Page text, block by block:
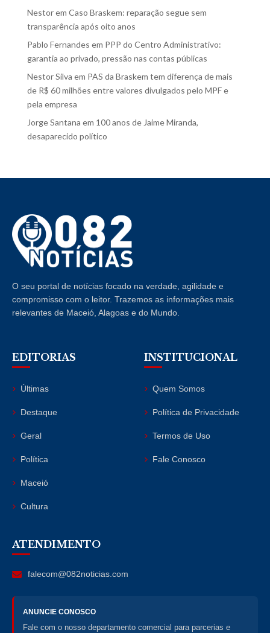
Nestorem Caso Braskem: reparação segue sem
transparência após oito anos
Pablo Fernandes em PPP do Centro Administrativo:
garantia ao privado, pressão nas contas públicas
Nestor Silva em PAS da Braskem tem diferença de mais
de R$ 60 milhões entre valores divulgados pelo MPF e
pela empresa
Jorge Santana em 100 anos de Jaime Miranda,
desaparecido político
O seu portal de notícias focado na verdade, agilidade e
compromisso com o leitor. Trazemos as informações mais
relevantes de Maceió, Alagoas e do Mundo.
EDITORIAS
Últimas
Destaque
Geral
Política
Maceió
Cultura
INSTITUCIONAL
Quem Somos
Política de Privacidade
Termos de Uso
Fale Conosco
ATENDIMENTO
falecom@082noticias.com
ANUNCIE CONOSCO
Fale com o nosso departamento comercial para parcerias e